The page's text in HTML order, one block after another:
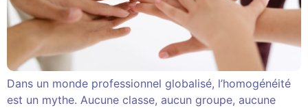
Dans un monde professionnel globalisé, l’homogénéité
est un mythe. Aucune classe, aucun groupe, aucune